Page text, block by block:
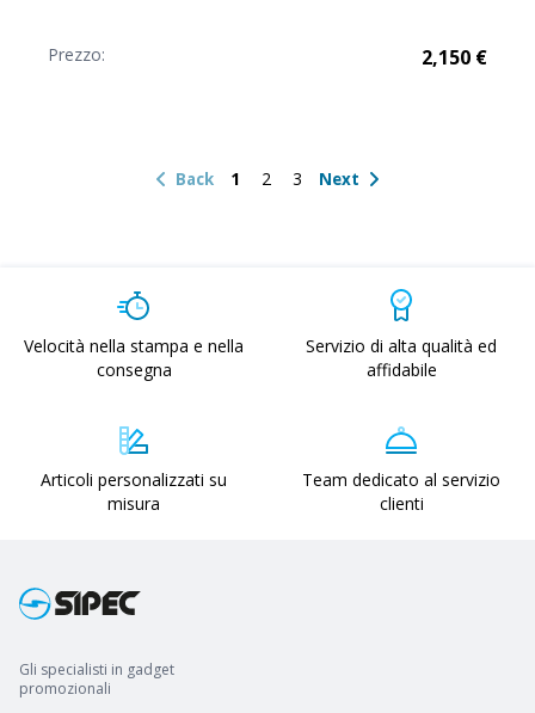
Prezzo: 2,150 €
Back 1 2 3 Next
Velocità nella stampa e nella
consegna
Servizio di alta qualità ed
affidabile
Articoli personalizzati su
misura
Team dedicato al servizio
clienti
Gli specialisti in gadget
promozionali